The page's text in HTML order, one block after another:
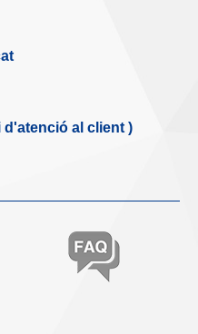
d'atenció al client )